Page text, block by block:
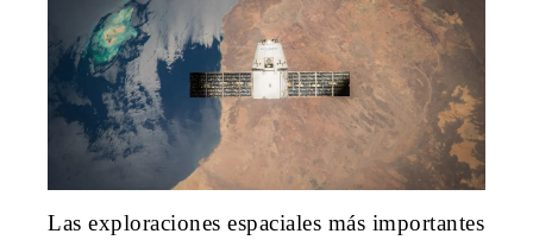
Las exploraciones espaciales más importantes